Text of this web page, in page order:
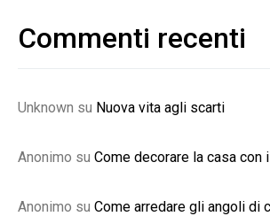
Commenti recenti
Unknown su Nuova vita agli scarti
Anonimo su Come decorare la casa con
Anonimo su Come arredare gli angoli di